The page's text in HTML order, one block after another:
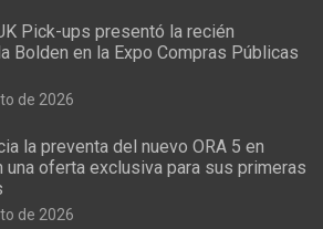
Pick-ups presentó la recién
Bolden en la Expo Compras Públicas
de 2026
la preventa del nuevo ORA 5 en
una oferta exclusiva para sus primeras
de 2026